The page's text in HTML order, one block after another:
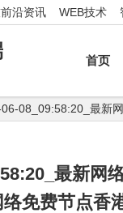
沿资讯 WEB技术
首页
08_09:58:20_最新
最新
络免费节点香